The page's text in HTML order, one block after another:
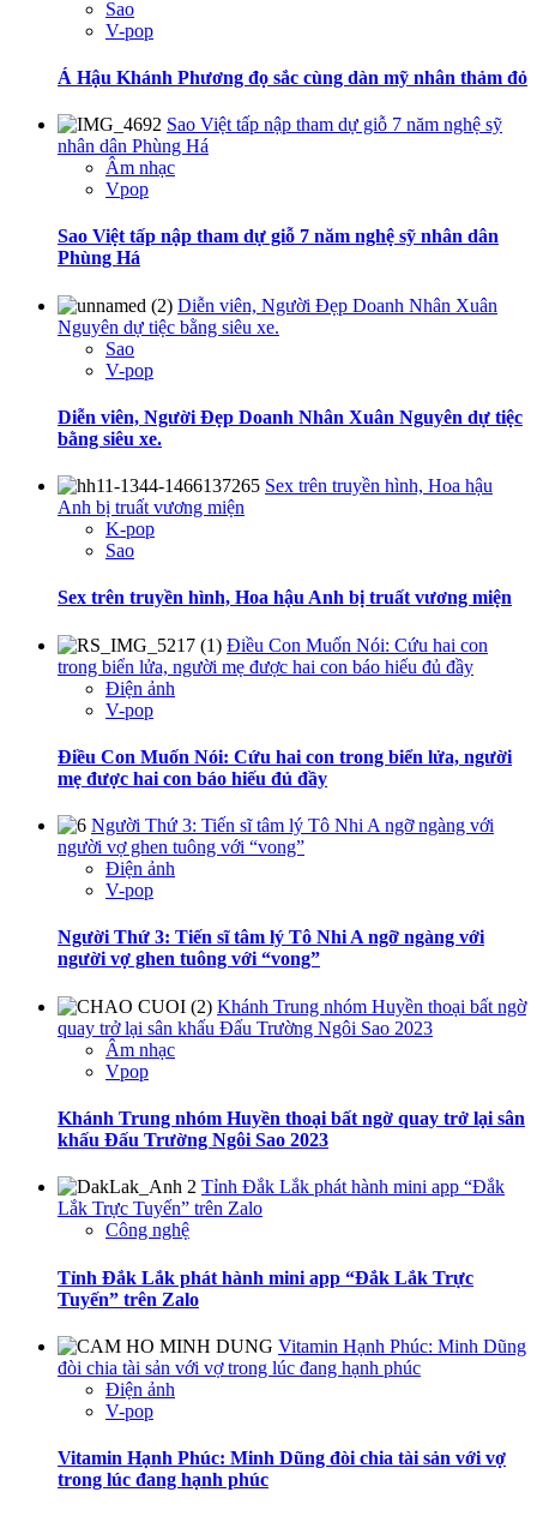
Sao
V-pop
Á Hậu Khánh Phương đọ sắc cùng dàn mỹ nhân thảm đỏ
Sao Việt tấp nập tham dự giỗ 7 năm nghệ sỹ
nhân dân Phùng Há
Âm nhạc
Vpop
Sao Việt tấp nập tham dự giỗ 7 năm nghệ sỹ nhân dân
Phùng Há
Diễn viên, Người Đẹp Doanh Nhân Xuân
Nguyên dự tiệc bằng siêu xe.
Sao
V-pop
Diễn viên, Người Đẹp Doanh Nhân Xuân Nguyên dự tiệc
bằng siêu xe.
Sex trên truyền hình, Hoa hậu
Anh bị truất vương miện
K-pop
Sao
Sex trên truyền hình, Hoa hậu Anh bị truất vương miện
Điều Con Muốn Nói: Cứu hai con
trong biển lửa, người mẹ được hai con báo hiếu đủ đầy
Điện ảnh
V-pop
Điều Con Muốn Nói: Cứu hai con trong biển lửa, người
mẹ được hai con báo hiếu đủ đầy
Người Thứ 3: Tiến sĩ tâm lý Tô Nhi A ngỡ ngàng với
người vợ ghen tuông với “vong”
Điện ảnh
V-pop
Người Thứ 3: Tiến sĩ tâm lý Tô Nhi A ngỡ ngàng với
người vợ ghen tuông với “vong”
Khánh Trung nhóm Huyền thoại bất ngờ
quay trở lại sân khấu Đấu Trường Ngôi Sao 2023
Âm nhạc
Vpop
Khánh Trung nhóm Huyền thoại bất ngờ quay trở lại sân
khấu Đấu Trường Ngôi Sao 2023
Tỉnh Đắk Lắk phát hành mini app “Đắk
Lắk Trực Tuyến” trên Zalo
Công nghệ
Tỉnh Đắk Lắk phát hành mini app “Đắk Lắk Trực
Tuyến” trên Zalo
Vitamin Hạnh Phúc: Minh Dũng
đòi chia tài sản với vợ trong lúc đang hạnh phúc
Điện ảnh
V-pop
Vitamin Hạnh Phúc: Minh Dũng đòi chia tài sản với vợ
trong lúc đang hạnh phúc